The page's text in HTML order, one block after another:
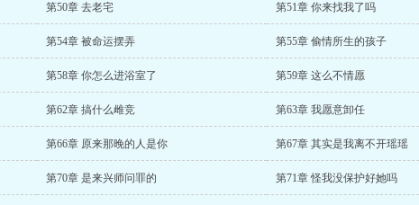
第50章 去老宅 第51章 你来找我了吗
第54章 被命运摆弄 第55章 偷情所生的孩子
第58章 你怎么进浴室了 第59章 这么不情愿
第62章 搞什么雌竞 第63章 我愿意卸任
第66章 原来那晚的人是你 第67章 其实是我离不开瑶瑶
第70章 是来兴师问罪的 第71章 怪我没保护好她吗